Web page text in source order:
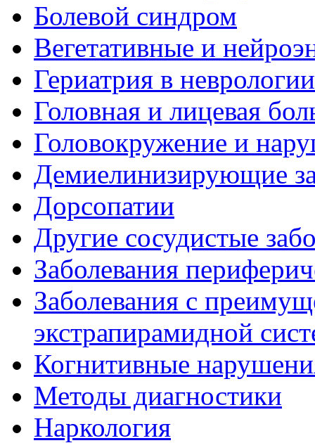
Болевой синдром
Вегетативные и
Гериатрия в неврологии
Головная и лицевая
Головокружение и
Демиелинизирующие
Дорсопатии
Другие сосудистые
Заболевания
Заболевания с
экстрапирамидной
Когнитивные
Методы диагностики
Наркология